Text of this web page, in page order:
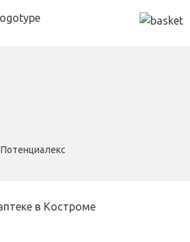
Потенциалекс